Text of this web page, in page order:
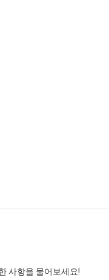
사항을 물어보세요!